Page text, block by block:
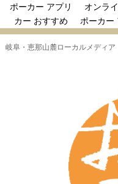
ポーカー アプリ オンラ
カー おすすめ
ポーカー
岐阜・恵那山麓ローカルメディア